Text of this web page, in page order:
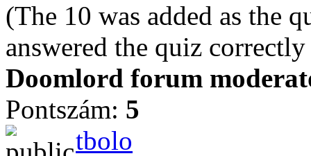
(The 10 was added as the
answered the quiz
Doomlord forum
Pontszám: 5
tbolo